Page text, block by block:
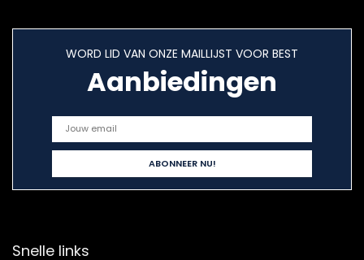
WORD LID VAN ONZE MAILLIJST VOOR BEST
Aanbiedingen
Snelle links